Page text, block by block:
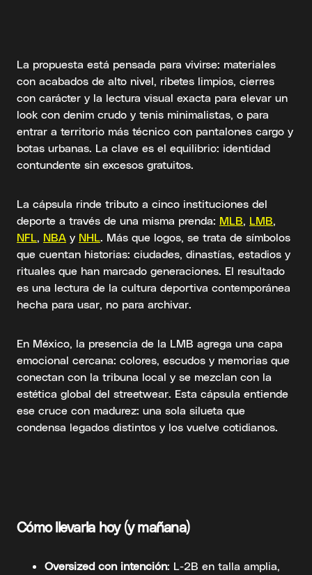
La propuesta está pensada para vivirse: materiales
con acabados de alto nivel, ribetes limpios, cierres
con carácter y la lectura visual exacta para elevar un
look con denim crudo y tenis minimalistas, o para
entrar a territorio más técnico con pantalones cargo y
botas urbanas. La clave es el equilibrio: identidad
contundente sin excesos gratuitos.
La cápsula rinde tributo a cinco instituciones del
deporte a través de una misma prenda: MLB, LMB,
NFL, NBA y NHL. Más que logos, se trata de símbolos
que cuentan historias: ciudades, dinastías, estadios y
rituales que han marcado generaciones. El resultado
es una lectura de la cultura deportiva contemporánea
hecha para usar, no para archivar.
En México, la presencia de la LMB agrega una capa
emocional cercana: colores, escudos y memorias que
conectan con la tribuna local y se mezclan con la
estética global del streetwear. Esta cápsula entiende
ese cruce con madurez: una sola silueta que
condensa legados distintos y los vuelve cotidianos.
Cómo llevarla hoy (y mañana)
Oversized con intención: L-2B en talla amplia,